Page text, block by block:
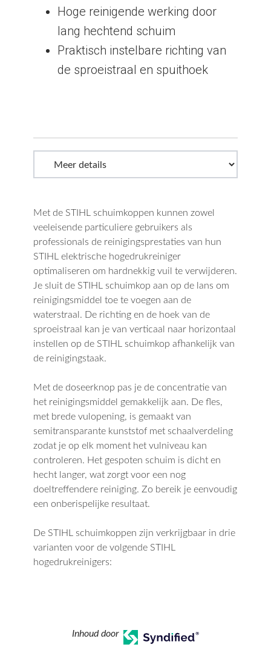
Hoge reinigende werking door
lang hechtend schuim
Praktisch instelbare richting van
de sproeistraal en spuithoek
Met de STIHL schuimkoppen kunnen zowel
veeleisende particuliere gebruikers als
professionals de reinigingsprestaties van hun
STIHL elektrische hogedrukreiniger
optimaliseren om hardnekkig vuil te verwijderen.
Je sluit de STIHL schuimkop aan op de lans om
reinigingsmiddel toe te voegen aan de
waterstraal. De richting en de hoek van de
sproeistraal kan je van verticaal naar horizontaal
instellen op de STIHL schuimkop afhankelijk van
de reinigingstaak.
Met de doseerknop pas je de concentratie van
het reinigingsmiddel gemakkelijk aan. De fles,
met brede vulopening, is gemaakt van
semitransparante kunststof met schaalverdeling
zodat je op elk moment het vulniveau kan
controleren. Het gespoten schuim is dicht en
hecht langer, wat zorgt voor een nog
doeltreffendere reiniging. Zo bereik je eenvoudig
een onberispelijke resultaat.
De STIHL schuimkoppen zijn verkrijgbaar in drie
varianten voor de volgende STIHL
hogedrukreinigers:
Inhoud door